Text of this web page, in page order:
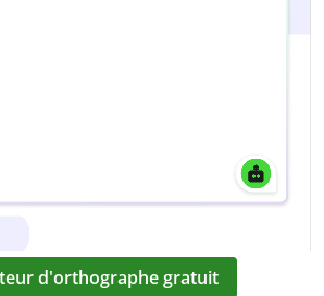
d'orthographe gratuit